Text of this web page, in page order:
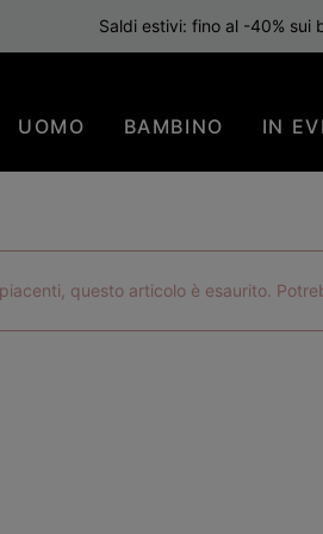
gratuita per i membri o per importi
UOMO BAMBINO IN
questo articolo è esaurito.